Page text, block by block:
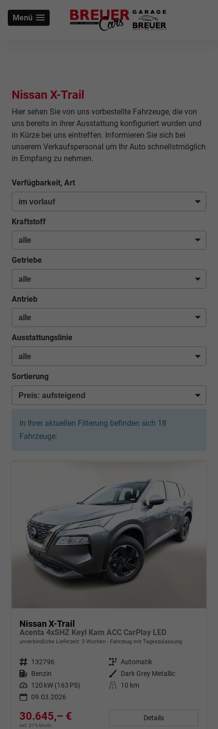
Menü
Nissan X-Trail
Hier sehen Sie von uns vorbestellte Fahrzeuge, die von
uns bereits in ihrer Ausstattung konfiguriert wurden und
in Kürze bei uns eintreffen. Informieren Sie sich bei
unserem Verkaufspersonal um Ihr Auto schnellstmöglich
in Empfang zu nehmen.
Verfügbarkeit, Art
Kraftstoff
Getriebe
Antrieb
Ausstattungslinie
Sortierung
In Ihrer aktuellen Filterung befinden sich 18
Fahrzeuge:
Nissan X-Trail
Acenta 4xSHZ Keyl Kam ACC CarPlay LED
unverbindliche Lieferzeit: 3 Wochen Fahrzeug mit Tageszulassung
Fahrzeugnr. 132796 Getriebe Automatik
Kraftstoff Benzin Außenfarbe Dark Grey Metallic
Leistung 120 kW (163 PS) Kilometerstand
10 km
09.03.2026
30.645,– €
incl. 21% MwSt.
Details